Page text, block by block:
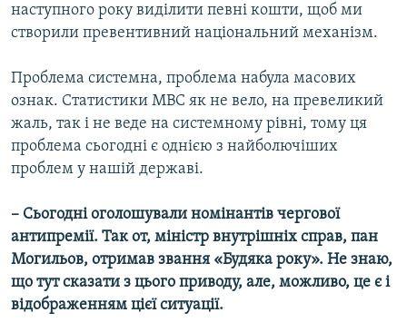
наступного року виділити певні кошти, щоб ми
створили превентивний національний механізм.
Проблема системна, проблема набула масових
ознак. Статистики МВС як не вело, на превеликий
жаль, так і не веде на системному рівні, тому ця
проблема сьогодні є однією з найболючіших
проблем у нашій державі.
– Сьогодні оголошували номінантів чергової
антипремії. Так от, міністр внутрішніх справ, пан
Могильов, отримав звання «Будяка року». Не знаю,
що тут сказати з цього приводу, але, можливо, це є і
відображенням цієї ситуації.